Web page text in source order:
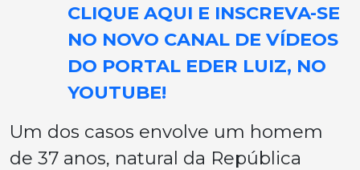
CLIQUE AQUI E INSCREVA-SE
NO NOVO CANAL DE VÍDEOS
DO PORTAL EDER LUIZ, NO
YOUTUBE!
Um dos casos envolve um homem
de 37 anos, natural da República